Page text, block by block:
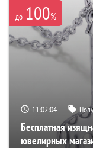
до 100%
11:02:02
Бесплатная
ювелирных